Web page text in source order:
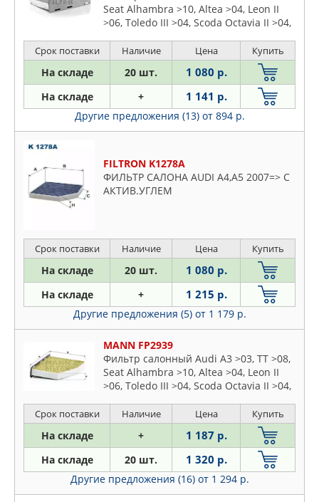
Seat Alhambra >10, Altea >04, Leon II
>06, Toledo III >04, Scoda Octavia II >04,
>04, Golf V, VI >03
Срок поставки Наличие Цена Купить
На складе 20 шт. 1 080 р.
На складе + 1 141 р.
Другие предложения (13) от 894 р.
FILTRON K1278A
ФИЛЬТР САЛОНА AUDI A4,A5 2007=> С
АКТИВ.УГЛЕМ
Срок поставки Наличие Цена Купить
На складе 20 шт. 1 080 р.
На складе + 1 215 р.
Другие предложения (5) от 1 179 р.
MANN FP2939
Фильтр салонный Audi A3 >03, TT >08,
Seat Alhambra >10, Altea >04, Leon II
>06, Toledo III >04, Scoda Octavia II >04,
>04, Golf V, VI >03
Срок поставки Наличие Цена Купить
На складе + 1 187 р.
На складе 20 шт. 1 320 р.
Другие предложения (16) от 1 294 р.